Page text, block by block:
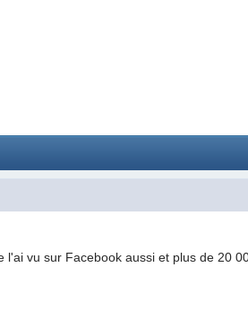
vu sur Facebook aussi et plus de 20